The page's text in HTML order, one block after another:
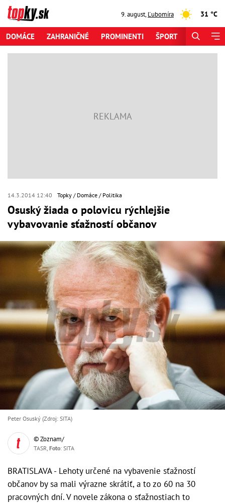
9. august,Ľubomíra 31 °C
DOMÁCE ZAHRANIČNÉ PROMINENTI ŠPORT
14.3.2014 12:40 Topky Domáce Politika
Osuský žiada o polovicu rýchlejšie
vybavovanie sťažností občanov
Peter Osuský (Zdroj: SITA)
© Zoznam/
TASR, Foto: SITA
BRATISLAVA - Lehoty určené na vybavenie sťažností
občanov by sa mali výrazne skrátiť, a to zo 60 na 30
pracovných dní. V novele zákona o sťažnostiach to